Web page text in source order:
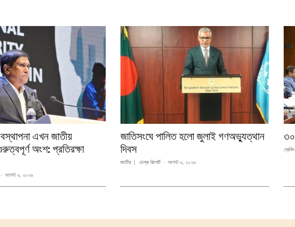
এখন জাতীয়
অংশ: প্রতিরক্ষা
- আগস্ট ৬, ২০২৬
জাতিসংঘে পালিত হলো জুলাই গণঅভ্যুত্থান
দিবস
জাতীয় ডেস্ক রিপোর্ট - আগস্ট ৬, ২০২৬